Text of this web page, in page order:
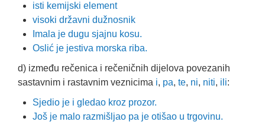
isti kemijski element
visoki državni dužnosnik
Imala je dugu sjajnu kosu.
Oslić je jestiva morska riba.
d) između rečenica i rečeničnih dijelova povezanih
sastavnim i rastavnim veznicima i, pa, te, ni, niti, ili:
Sjedio je i gledao kroz prozor.
Još je malo razmišljao pa je otišao u trgovinu.